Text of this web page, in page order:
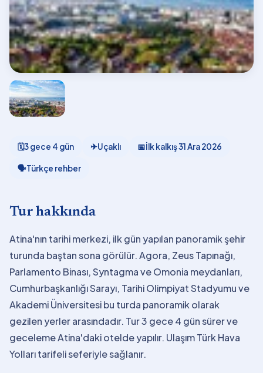
🗓3 gece 4 gün ✈Uçaklı 📅İlk kalkış31 Ara 2026
🗣Türkçe rehber
Tur hakkında
Atina'nın tarihi merkezi, ilk gün yapılan panoramik şehir
turunda baştan sona görülür. Agora, Zeus Tapınağı,
Parlamento Binası, Syntagma ve Omonia meydanları,
Cumhurbaşkanlığı Sarayı, Tarihi Olimpiyat Stadyumu ve
Akademi Üniversitesi bu turda panoramik olarak
gezilen yerler arasındadır. Tur 3 gece 4 gün sürer ve
geceleme Atina'daki otelde yapılır. Ulaşım Türk Hava
Yolları tarifeli seferiyle sağlanır.